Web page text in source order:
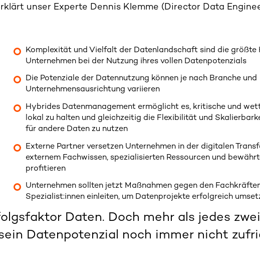
unser Experte Dennis Klemme (Director Data
Komplexität und Vielfalt der Datenlandschaft sind die größte
Unternehmen bei der Nutzung ihres vollen Datenpotenzials
Die Potenziale der Datennutzung können je nach Branche und
Unternehmensausrichtung variieren
Hybrides Datenmanagement ermöglicht es, kritische und
lokal zu halten und gleichzeitig die Flexibilität und
für andere Daten zu nutzen
Externe Partner versetzen Unternehmen in der digitalen
externem Fachwissen, spezialisierten Ressourcen und
profitieren
Unternehmen sollten jetzt Maßnahmen gegen den
Spezialist:innen einleiten, um Datenprojekte erfolgreich
Daten. Doch mehr als jedes
Datenpotenzial noch immer nicht